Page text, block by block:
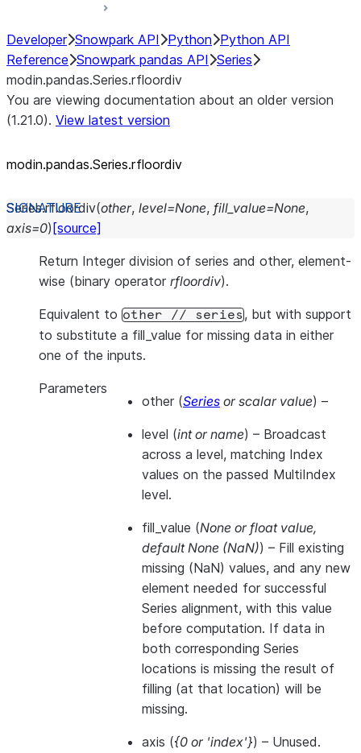
Developer Snowpark API Python Python API
Reference Snowpark pandas API Series
modin.pandas.Series.rfloordiv
You are viewing documentation about an older version
(1.21.0). View latest version
modin.pandas.Series.rfloordiv
Series.rfloordiv(other, level=None, fill_value=None,
axis=0) [source]
Return Integer division of series and other, element-
wise (binary operator rfloordiv).
Equivalent to other // series, but with support
to substitute a fill_value for missing data in either
one of the inputs.
Parameters
other (Series orscalar value) –
level (intorname) – Broadcast
across a level, matching Index
values on the passed MultiIndex
level.
fill_value (None orfloat value,
default None (NaN)) – Fill existing
missing (NaN) values, and any new
element needed for successful
Series alignment, with this value
before computation. If data in
both corresponding Series
locations is missing the result of
filling (at that location) will be
missing.
axis ({0 or 'index'}) – Unused.